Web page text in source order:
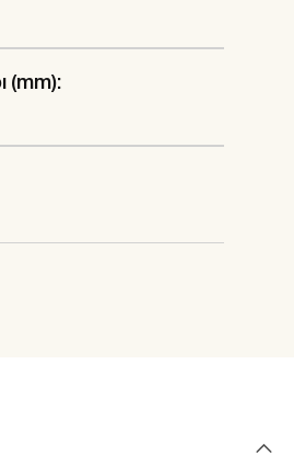
(mm):